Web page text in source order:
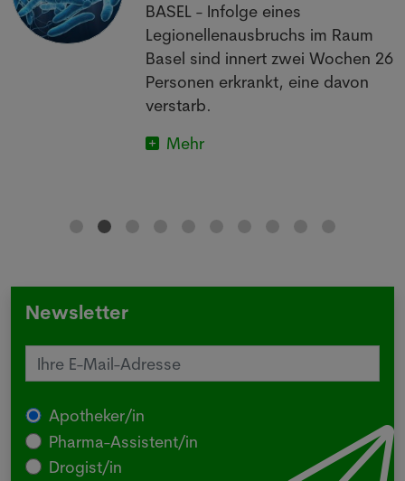
BASEL - Infolge eines
Legionellenausbruchs im Raum
Basel sind innert zwei Wochen 26
Personen erkrankt, eine davon
verstarb.
Mehr
Newsletter
Apotheker/in
Pharma-Assistent/in
Drogist/in